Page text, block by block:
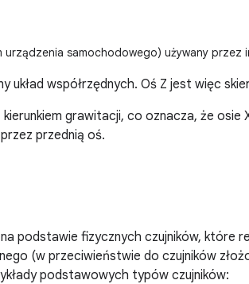
urządzenia samochodowego) używany przez
układ współrzędnych. Oś Z jest więc
grawitacji, co oznacza, że osie
przednią oś.
podstawie fizycznych czujników, które
(w przeciwieństwie do czujników
podstawowych typów czujników: